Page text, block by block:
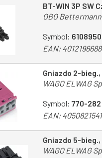
BT-WIN 3P SW
OBO
Symbol: 6108950
EAN:
Gniazdo 2-
WAGO ELWAG
Symbol: 770-282
EAN:
Gniazdo 5-
WAGO ELWAG